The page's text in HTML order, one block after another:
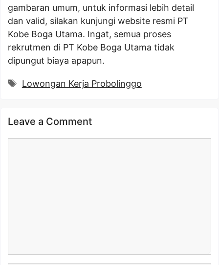
gambaran umum, untuk informasi lebih detail
dan valid, silakan kunjungi website resmi PT
Kobe Boga Utama. Ingat, semua proses
rekrutmen di PT Kobe Boga Utama tidak
dipungut biaya apapun.
Tags
Lowongan Kerja Probolinggo
Leave a Comment